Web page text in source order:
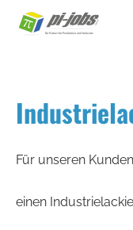
Für unseren
einen